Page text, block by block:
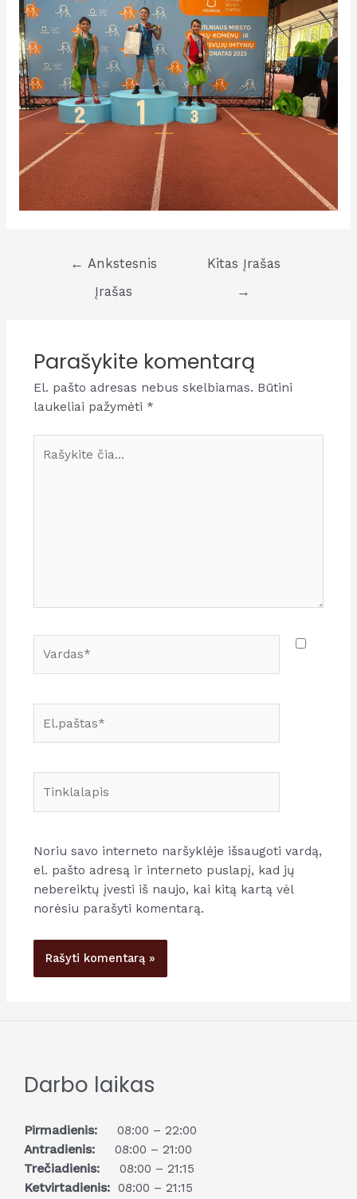
Navigacija
← Ankstesnis
Įrašas
Kitas Įrašas
→
Parašykite komentarą
El. pašto adresas nebus skelbiamas. Būtini
laukeliai pažymėti *
čia...
Noriu savo interneto naršyklėje išsaugoti vardą,
el. pašto adresą ir interneto puslapį, kad jų
nebereiktų įvesti iš naujo, kai kitą kartą vėl
norėsiu parašyti komentarą.
Darbo laikas
Pirmadienis: 08:00 – 22:00
Antradienis: 08:00 – 21:00
Trečiadienis: 08:00 – 21:15
Ketvirtadienis: 08:00 – 21:15